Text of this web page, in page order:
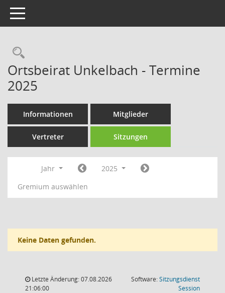
Toggle navigation
Rechercheauswahl
Ortsbeirat Unkelbach - Termine
2025
Informationen Mitglieder
Vertreter Sitzungen
Jahr
2025
Gremium auswählen
Keine Daten gefunden.
Letzte Änderung: 07.08.2026
21:06:00
Software:Sitzungsdienst
Session(Wird in